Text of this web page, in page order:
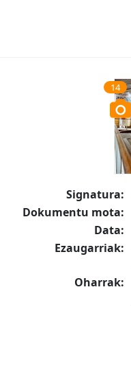
14
Signatura:
Dokumentu mota:
Data:
Ezaugarriak:
Oharrak: